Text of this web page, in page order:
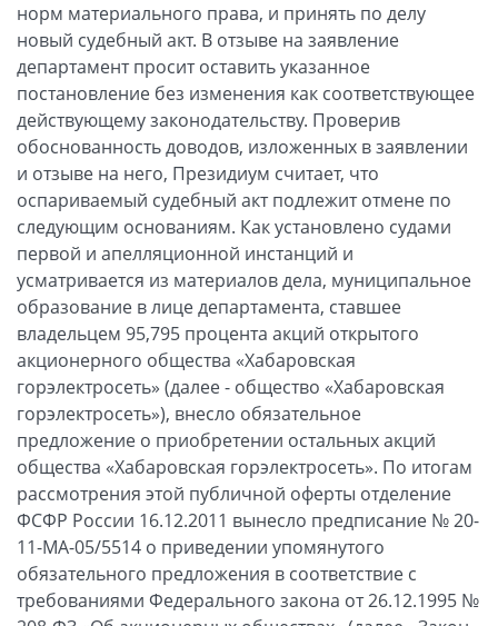
норм материального права, и принять по делу
новый судебный акт. В отзыве на заявление
департамент просит оставить указанное
постановление без изменения как соответствующее
действующему законодательству. Проверив
обоснованность доводов, изложенных в заявлении
и отзыве на него, Президиум считает, что
оспариваемый судебный акт подлежит отмене по
следующим основаниям. Как установлено судами
первой и апелляционной инстанций и
усматривается из материалов дела, муниципальное
образование в лице департамента, ставшее
владельцем 95,795 процента акций открытого
акционерного общества «Хабаровская
горэлектросеть» (далее - общество «Хабаровская
горэлектросеть»), внесло обязательное
предложение о приобретении остальных акций
общества «Хабаровская горэлектросеть». По итогам
рассмотрения этой публичной оферты отделение
ФСФР России 16.12.2011 вынесло предписание № 20-
11-МА-05/5514 о приведении упомянутого
обязательного предложения в соответствие с
требованиями Федерального закона от 26.12.1995 №